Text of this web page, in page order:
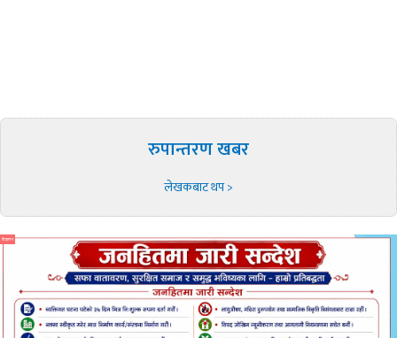
रुपान्तरण खबर
लेखकबाट थप >
विज्ञापन